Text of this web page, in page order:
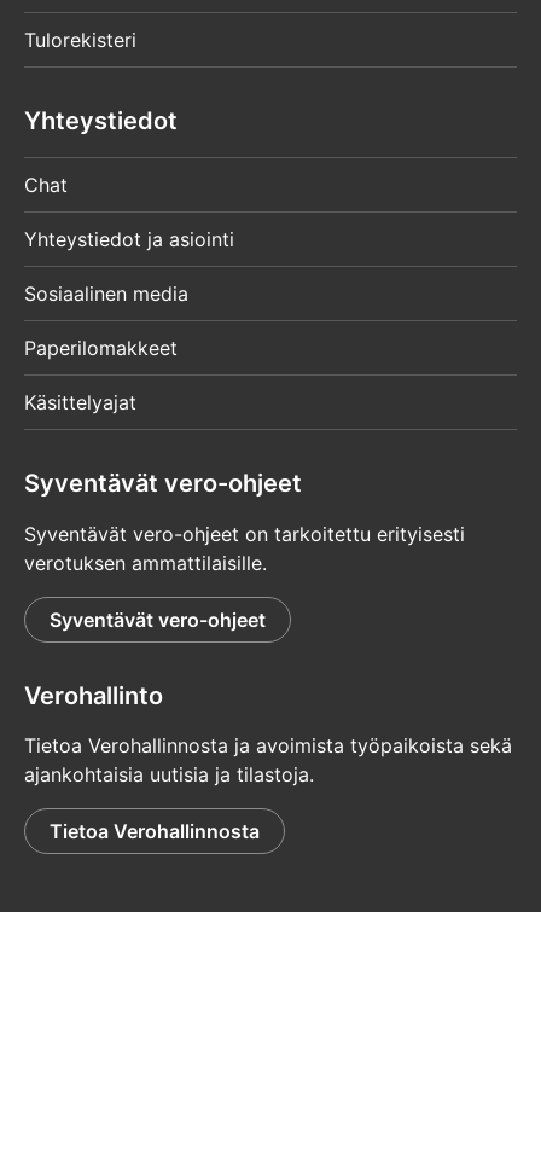
Tulorekisteri
Yhteystiedot
Chat
Yhteystiedot ja asiointi
Sosiaalinen media
Paperilomakkeet
Käsittelyajat
Syventävät vero-ohjeet
Syventävät vero-ohjeet on tarkoitettu erityisesti
verotuksen ammattilaisille.
Syventävät vero-ohjeet
Verohallinto
Tietoa Verohallinnosta ja avoimista työpaikoista sekä
ajankohtaisia uutisia ja tilastoja.
Tietoa Verohallinnosta